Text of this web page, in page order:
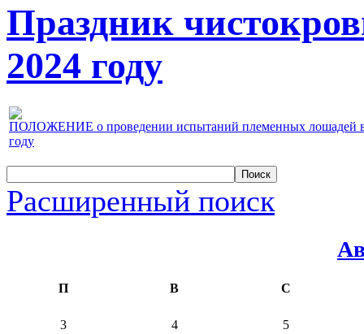
Праздник
2024 году
ПОЛОЖЕНИЕ о проведении испытаний племенных лошадей
году
Расширенный поиск
П В С
3 4
5